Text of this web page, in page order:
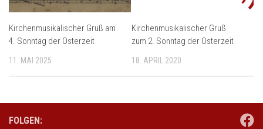
Kirchenmusikalischer Gruß am
4. Sonntag der Osterzeit
11. MAI 2025
Kirchenmusikalischer Gruß
zum 2. Sonntag der Osterzeit
18. APRIL 2020
FOLGEN: